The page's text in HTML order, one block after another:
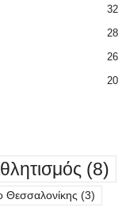
32
28
26
20
(8)
Θεσσαλονίκης (3)